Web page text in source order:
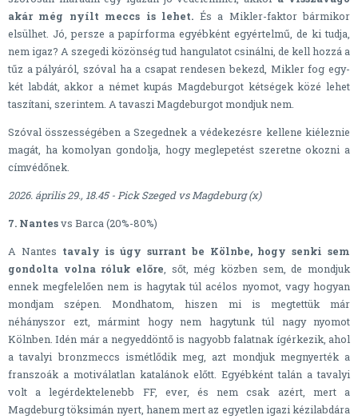
akár még nyílt meccs is lehet. És a Mikler-faktor bármikor
elsülhet. Jó, persze a papírforma egyébként egyértelmű, de ki tudja,
nem igaz? A szegedi közönség tud hangulatot csinálni, de kell hozzá a
tűz a pályáról, szóval ha a csapat rendesen bekezd, Mikler fog egy-
két labdát, akkor a német kupás Magdeburgot kétségek közé lehet
taszítani, szerintem. A tavaszi Magdeburgot mondjuk nem.
Szóval összességében a Szegednek a védekezésre kellene kiéleznie
magát, ha komolyan gondolja, hogy meglepetést szeretne okozni a
címvédőnek.
2026. április 29., 18.45 - Pick Szeged vs Magdeburg (x)
7. Nantesvs Barca (20%-80%)
A Nantes tavaly is úgy surrant be Kölnbe, hogy senki sem
gondolta volna róluk előre , sőt, még közben sem, de mondjuk
ennek megfelelően nem is hagytak túl acélos nyomot, vagy hogyan
mondjam szépen. Mondhatom, hiszen mi is megtettük már
néhányszor ezt, mármint hogy nem hagytunk túl nagy nyomot
Kölnben. Idén már a negyeddöntő is nagyobb falatnak ígérkezik, ahol
a tavalyi bronzmeccs ismétlődik meg, azt mondjuk megnyerték a
franszoák a motiválatlan katalánok előtt. Egyébként talán a tavalyi
volt a legérdektelenebb FF, ever, és nem csak azért, mert a
Magdeburg töksimán nyert, hanem mert az egyetlen igazi kézilabdára